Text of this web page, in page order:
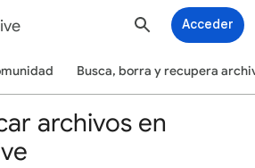
Acceder
Busca, borra y recupera
archivos en